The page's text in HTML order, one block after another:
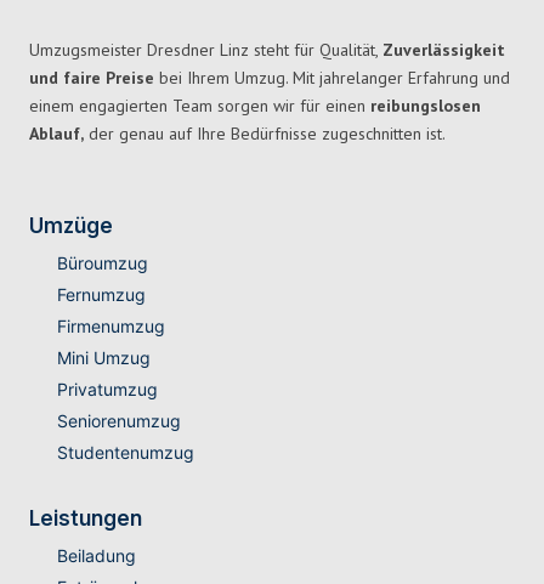
Umzugsmeister Dresdner Linz steht für Qualität, Zuverlässigkeit
und faire Preise bei Ihrem Umzug. Mit jahrelanger Erfahrung und
einem engagierten Team sorgen wir für einen reibungslosen
Ablauf, der genau auf Ihre Bedürfnisse zugeschnitten ist.
Umzüge
Büroumzug
Fernumzug
Firmenumzug
Mini Umzug
Privatumzug
Seniorenumzug
Studentenumzug
Leistungen
Beiladung